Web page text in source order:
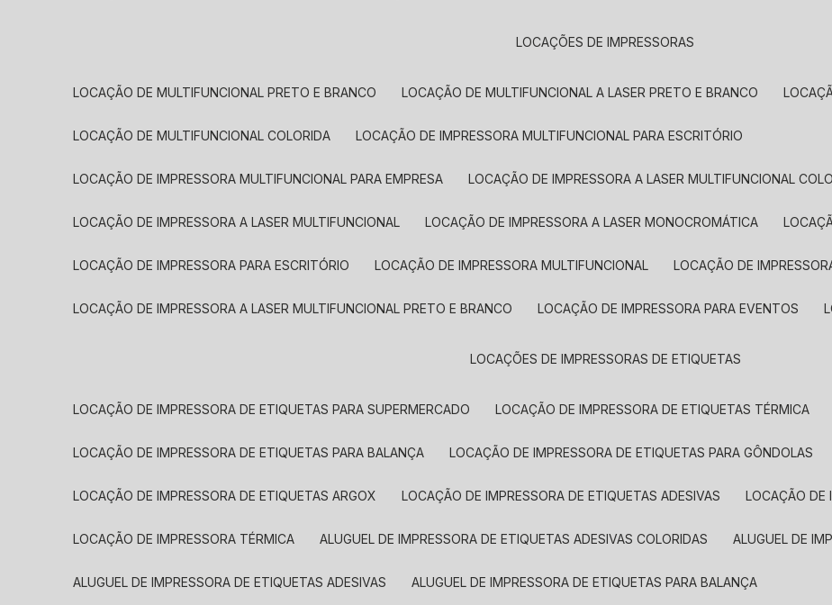
LOCAÇÕES DE IMPRESSORAS
LOCAÇÃO DE MULTIFUNCIONAL PRETO E BRANCO LOCAÇÃO DE MULTIFUNCIONAL A LASER PRETO E BRANCO
LOCAÇÃO DE MULTIFUNCIONAL COLORIDA LOCAÇÃO DE IMPRESSORA MULTIFUNCIONAL PARA ESCRITÓRIO
LOCAÇÃO DE IMPRESSORA MULTIFUNCIONAL PARA EMPRESA LOCAÇÃO DE IMPRESSORA A LASER MULTIFUNCIONAL
LOCAÇÃO DE IMPRESSORA A LASER MULTIFUNCIONAL LOCAÇÃO DE IMPRESSORA A LASER MONOCROMÁTICA
LOCAÇÃO DE IMPRESSORA PARA ESCRITÓRIO LOCAÇÃO DE IMPRESSORA MULTIFUNCIONAL LOCAÇÃO DE
LOCAÇÃO DE IMPRESSORA A LASER MULTIFUNCIONAL PRETO E BRANCO LOCAÇÃO DE IMPRESSORA PARA EVENTOS
LOCAÇÕES DE IMPRESSORAS DE ETIQUETAS
LOCAÇÃO DE IMPRESSORA DE ETIQUETAS PARA SUPERMERCADO LOCAÇÃO DE IMPRESSORA DE ETIQUETAS TÉRMICA
LOCAÇÃO DE IMPRESSORA DE ETIQUETAS PARA BALANÇA LOCAÇÃO DE IMPRESSORA DE ETIQUETAS PARA GÔNDOLAS
LOCAÇÃO DE IMPRESSORA DE ETIQUETAS ARGOX LOCAÇÃO DE IMPRESSORA DE ETIQUETAS ADESIVAS LOCAÇÃO
LOCAÇÃO DE IMPRESSORA TÉRMICA ALUGUEL DE IMPRESSORA DE ETIQUETAS ADESIVAS COLORIDAS ALUGUEL DE
ALUGUEL DE IMPRESSORA DE ETIQUETAS ADESIVAS ALUGUEL DE IMPRESSORA DE ETIQUETAS PARA BALANÇA